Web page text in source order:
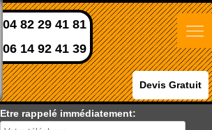
04 82 29 41 81
06 14 92 41 39
Devis Gratuit
Etre rappelé immédiatement: